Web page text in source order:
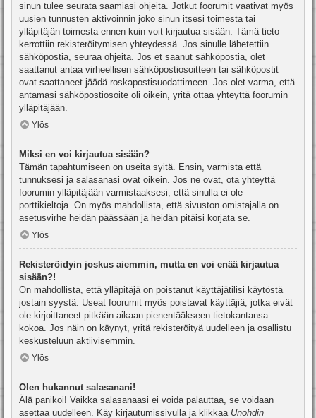
sinun tulee seurata saamiasi ohjeita. Jotkut foorumit vaativat myös
uusien tunnusten aktivoinnin joko sinun itsesi toimesta tai
ylläpitäjän toimesta ennen kuin voit kirjautua sisään. Tämä tieto
kerrottiin rekisteröitymisen yhteydessä. Jos sinulle lähetettiin
sähköpostia, seuraa ohjeita. Jos et saanut sähköpostia, olet
saattanut antaa virheellisen sähköpostiosoitteen tai sähköpostit
ovat saattaneet jäädä roskapostisuodattimeen. Jos olet varma, että
antamasi sähköpostiosoite oli oikein, yritä ottaa yhteyttä foorumin
ylläpitäjään.
Ylös
Miksi en voi kirjautua sisään?
Tämän tapahtumiseen on useita syitä. Ensin, varmista että
tunnuksesi ja salasanasi ovat oikein. Jos ne ovat, ota yhteyttä
foorumin ylläpitäjään varmistaaksesi, että sinulla ei ole
porttikieltoja. On myös mahdollista, että sivuston omistajalla on
asetusvirhe heidän päässään ja heidän pitäisi korjata se.
Ylös
Rekisteröidyin joskus aiemmin, mutta en voi enää kirjautua
sisään?!
On mahdollista, että ylläpitäjä on poistanut käyttäjätilisi käytöstä
jostain syystä. Useat foorumit myös poistavat käyttäjiä, jotka eivät
ole kirjoittaneet pitkään aikaan pienentääkseen tietokantansa
kokoa. Jos näin on käynyt, yritä rekisteröityä uudelleen ja osallistu
keskusteluun aktiivisemmin.
Ylös
Olen hukannut salasanani!
Älä panikoi! Vaikka salasanaasi ei voida palauttaa, se voidaan
asettaa uudelleen. Käy kirjautumissivulla ja klikkaa Unohdin